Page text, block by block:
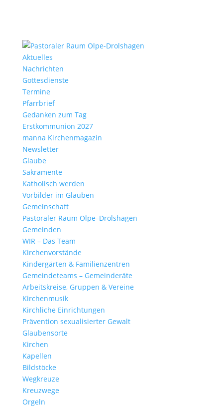
Aktu­elles
Nach­richten
Gottes­dienste
Termine
Pfarr­brief
Gedanken zum Tag
Erst­kom­mu­nion 2027
manna Kirchen­ma­gazin
News­letter
Glaube
Sakra­mente
Katho­lisch werden
Vorbilder im Glauben
Gemein­schaft
Pasto­raler Raum Olpe–Drolshagen
Gemeinden
WIR – Das Team
Kirchen­vor­stände
Kinder­gärten & Familienzentren
Gemein­de­teams – Gemeinderäte
Arbeits­kreise, Gruppen & Vereine
Kirchen­musik
Kirch­liche Einrichtungen
Präven­tion sexua­li­sierter Gewalt
Glau­ben­s­orte
Kirchen
Kapellen
Bild­stöcke
Wegkreuze
Kreuz­wege
Orgeln